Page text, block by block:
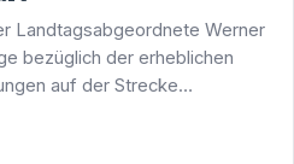
Landtagsabgeordnete Werner
bezüglich der erheblichen
auf der Strecke